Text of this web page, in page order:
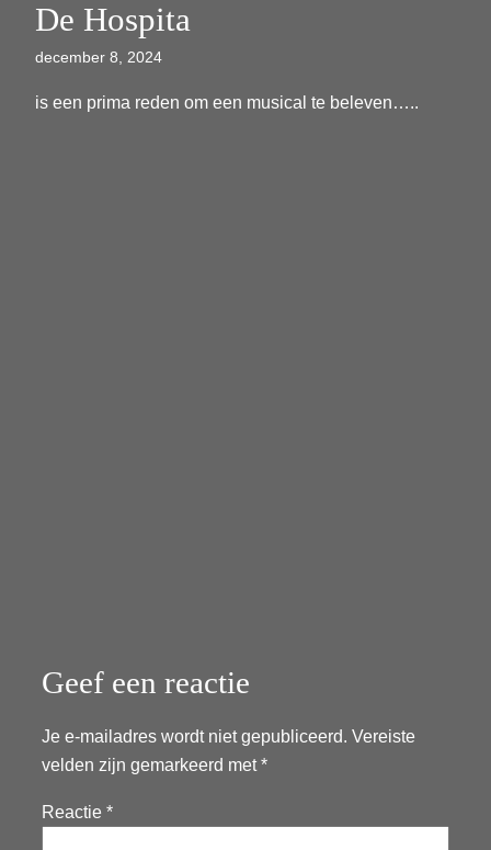
De Hospita
december 8, 2024
is een prima reden om een musical te beleven…..
Geef een reactie
Je e-mailadres wordt niet gepubliceerd. Vereiste
velden zijn gemarkeerd met*
Reactie *